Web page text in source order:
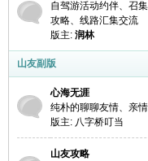
自驾游活动约伴、召集
攻略、线路汇集交流
版主: 润林
山友副版
心海无涯
纯朴的聊聊友情、亲
版主: 八字桥叮当
山友攻略